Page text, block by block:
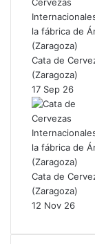
Cata de
(Zaragoza)
17 Sep 26
Cata de
(Zaragoza)
12 Nov 26